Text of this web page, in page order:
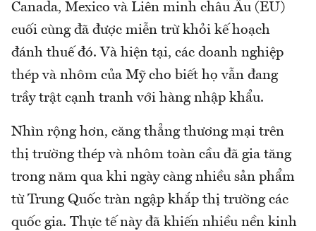
Canada, Mexico và Liên minh châu Âu (EU)
cuối cùng đã được miễn trừ khỏi kế hoạch
đánh thuế đó. Và hiện tại, các doanh nghiệp
thép và nhôm của Mỹ cho biết họ vẫn đang
trầy trật cạnh tranh với hàng nhập khẩu.
Nhìn rộng hơn, căng thẳng thương mại trên
thị trường thép và nhôm toàn cầu đã gia tăng
trong năm qua khi ngày càng nhiều sản phẩm
từ Trung Quốc tràn ngập khắp thị trường các
quốc gia. Thực tế này đã khiến nhiều nền kinh